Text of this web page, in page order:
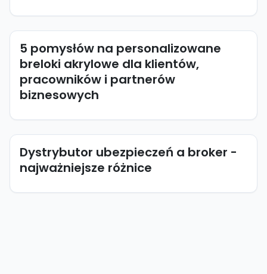
5 pomysłów na personalizowane
breloki akrylowe dla klientów,
pracowników i partnerów
biznesowych
Dystrybutor ubezpieczeń a broker -
najważniejsze różnice